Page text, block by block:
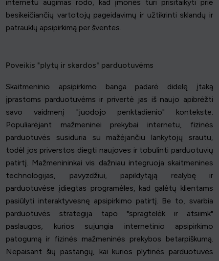
internetu augimas rodo, kad įmonės turi prisitaikyti prie
besikeičiančių vartotojų pageidavimų ir užtikrinti sklandų ir
patrauklų apsipirkimą per šventes.
Poveikis "plytų ir skardos" parduotuvėms
Skaitmeninio apsipirkimo banga padarė didelę įtaką
įprastoms parduotuvėms ir privertė jas iš naujo apibrėžti
savo vaidmenį "juodojo penktadienio" kontekste.
Populiarėjant mažmeninei prekybai internetu, fizinės
parduotuvės susiduria su mažėjančiu lankytojų srautu,
todėl jos priverstos diegti naujoves ir tobulinti parduotuvių
patirtį. Mažmenininkai vis dažniau integruoja skaitmenines
technologijas, pavyzdžiui, papildytąją realybę ir
parduotuvėse įdiegtas programėles, kad galėtų klientams
pasiūlyti interaktyvesnę apsipirkimo patirtį. Be to, svarbia
parduotuvės strategija tapo "spragtelėk ir atsiimk"
paslaugos, kurios sujungia internetinio apsipirkimo
patogumą ir fizinės mažmeninės prekybos betarpiškumą.
Nepaisant šių pastangų, kai kurios plytinės parduotuvės